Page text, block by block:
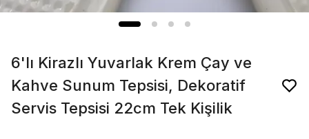
6'lı Kirazlı Yuvarlak Krem Çay ve
Kahve Sunum Tepsisi, Dekoratif
Servis Tepsisi 22cm Tek Kişilik